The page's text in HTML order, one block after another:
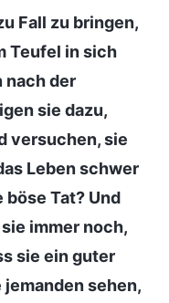
Fall zu bringen,
Teufel in sich
nach der
sie dazu,
versuchen, sie
Leben schwer
böse Tat? Und
immer noch,
sie ein guter
jemanden sehen,